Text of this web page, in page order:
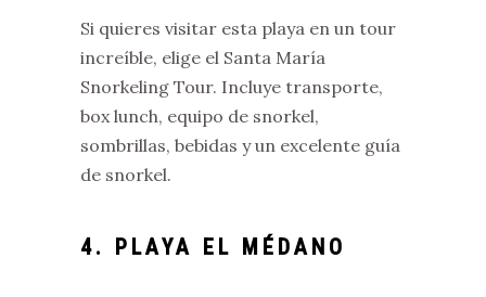
Si quieres visitar esta playa en un tour
increíble, elige el Santa María
Snorkeling Tour. Incluye transporte,
box lunch, equipo de snorkel,
sombrillas, bebidas y un excelente guía
de snorkel.
4. PLAYA EL MÉDANO